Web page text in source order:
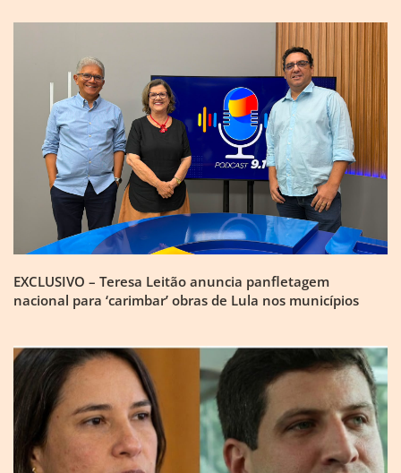
EXCLUSIVO – Teresa Leitão anuncia panfletagem
nacional para ‘carimbar’ obras de Lula nos municípios